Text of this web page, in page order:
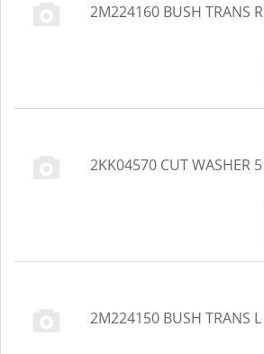
2M224160 BUSH TRANS R
2KK04570 CUT WASHER 5
2M224150 BUSH TRANS L